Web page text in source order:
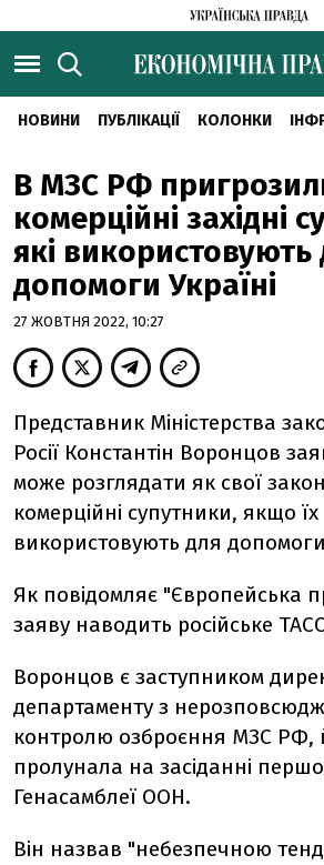
НОВИНИ ПУБЛІКАЦІЇ КОЛОНКИ
В МЗС РФ
комерційні західні
які використовують
допомоги Україні
27 ЖОВТНЯ 2022, 10:27
Представник Міністерства
Росії Константін Воронцов
може розглядати як свої
комерційні супутники, якщо їх
використовують для допомоги
Як повідомляє "Європейська
заяву наводить російське
Воронцов є заступником
департаменту з
контролю озброєння МЗС РФ,
пролунала на засіданні
Генасамблеї ООН.
Він назвав "небезпечною